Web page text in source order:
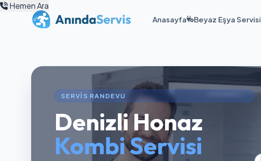
Anasayfa Beyaz Eşya Servisi
Hemen Ara
SERVIS RANDEVU
Denizli Honaz
Kombi Servisi